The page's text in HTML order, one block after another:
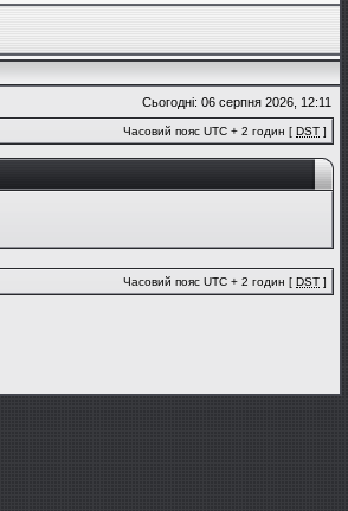
Сьогодні: 06 серпня 2026, 12:11
Часовий пояс UTC + 2 годин [ DST ]
Часовий пояс UTC + 2 годин [ DST ]